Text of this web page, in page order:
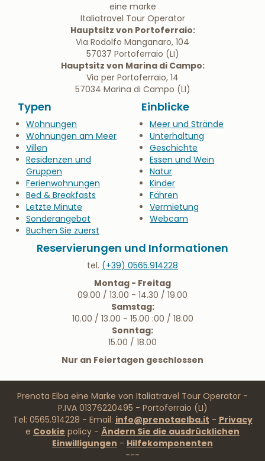
eine marke
Italiatravel Tour Operator
Hauptsitz von Portoferraio:
Via Rodolfo Manganaro, 104
57037 Portoferraio (LI)
Hauptsitz von Marina di Campo:
Via per Portoferraio, 14
57034 Marina di Campo (LI)
Typen
Wohnungen
Wohnungen am Meer
Villen
Residenzen und
Gruppen
Ferienwohnungen
Bed & Breakfasts
Letzte Minute
Sonderangebot
Buchen Sie zuerst
Einblicke
Meer und Strände
Unterhaltung
Geschichte
Essen und Wein
Natur
Kinder
Fähren
Vermietung
Webcam
Reservierungen und Informationen
tel. (+39) 0565.914228
Montag - Freitag
09.00 / 13.00 - 14.30 / 19.00
Samstag:
10.00 / 13.00 - 15.00 :00 / 18.00
Sonntag:
15.00 / 18.00
Nur an Feiertagen geschlossen
Prenota Elba eine Marke von Italiatravel Tour Operator -
P.IVA 01376220495 - Portoferraio (LI)
Tel: 0565.914228 - Email: info@prenotaelba.it - Privacy
e Cookie policy - Ändern Sie die ausdrücklichen
Einwilligungen - Hilfekomponenten
---